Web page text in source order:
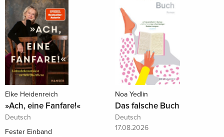
Elke Heidenreich
»Ach, eine Fanfare!«
Deutsch
Fester Einband
Noa Yedlin
Das falsche Buch
Deutsch
17.08.2026